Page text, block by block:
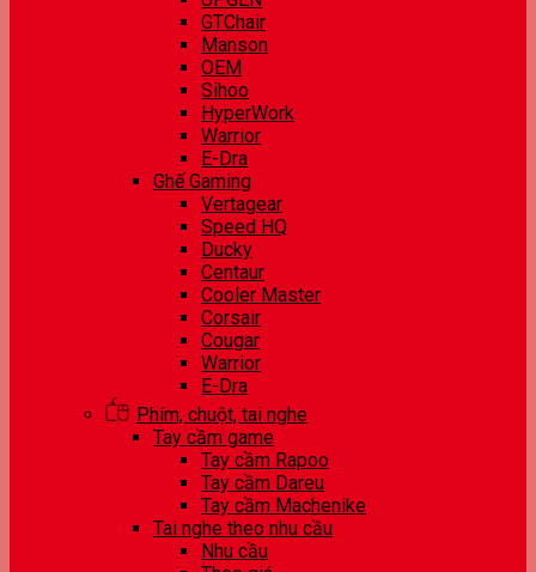
GTChair
Manson
OEM
Sihoo
HyperWork
Warrior
E-Dra
Ghế Gaming
Vertagear
Speed HQ
Ducky
Centaur
Cooler Master
Corsair
Cougar
Warrior
E-Dra
Phím, chuột, tai nghe
Tay cầm game
Tay cầm Rapoo
Tay cầm Dareu
Tay cầm Machenike
Tai nghe theo nhu cầu
Nhu cầu